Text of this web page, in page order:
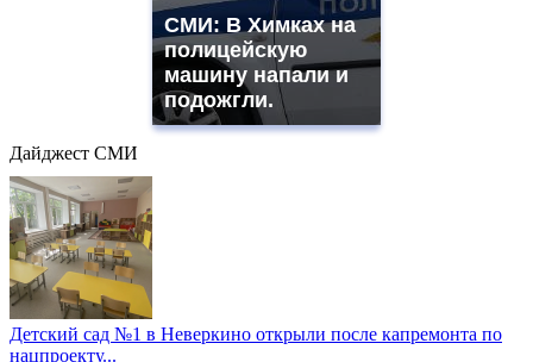
СМИ: В Химках на
полицейскую
машину напали и
подожгли.
Дайджест СМИ
Детский сад №1 в Неверкино открыли после капремонта по
нацпроекту...